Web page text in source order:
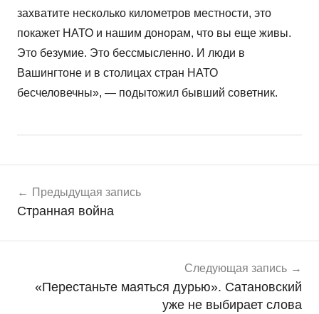
захватите несколько километров местности, это
покажет НАТО и нашим донорам, что вы еще живы.
Это безумие. Это бессмысленно. И люди в
Вашингтоне и в столицах стран НАТО
бесчеловечны», — подытожил бывший советник.
о
в
по
Предыдущая запись
Странная война
Следующая запись
«Перестаньте маяться дурью». Сатановский
уже не выбирает слова